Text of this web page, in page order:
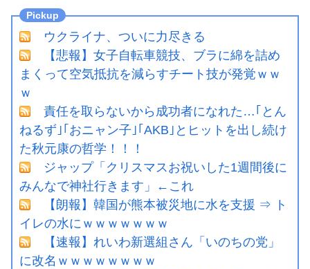
ウクライナ、ついに力尽きる
【悲報】女子自転車競技、ブラに綿を詰め
まくって空気抵抗を減らすチート技が発覚ｗｗ
ｗ
責任を取らないから成功者になれた…｢とん
ねるず｣｢おニャン子｣｢AKB｣とヒットを出し続け
た秋元康の哲学！！！
ジャップ「クリスマスお祝いした1週間後に
みんなで神社行きます」←これ
【朗報】韓国が熊本被災地に水を支援 ⇒ ト
イレの水にｗｗｗｗｗｗｗ
【速報】れいわ新選組さん「いのちの党」
に改名ｗｗｗｗｗｗｗｗ